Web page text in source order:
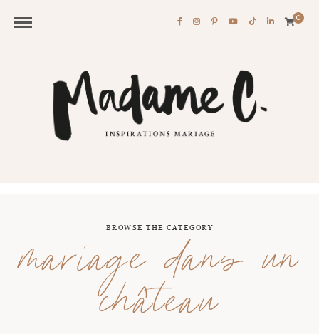
0
BROWSE THE CATEGORY
mariage dans un
château